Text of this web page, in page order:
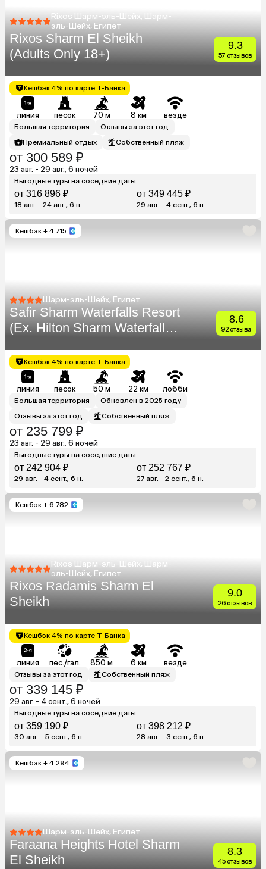
Rixos Шарм-эль-Шейх, Шарм-
эль-Шейх, Египет
Rixos Sharm El Sheikh
(Adults Only 18+)
9.3
57 отзывов
Кешбэк 4% по карте Т-Банка
линия песок 70 м 8 км везде
Большая территория
Отзывы за этот год
Премиальный отдых
Собственный пляж
от 300 589 ₽
23 авг. - 29 авг., 6 ночей
Выгодные туры на соседние даты
от 316 896 ₽
18 авг. - 24 авг., 6 н.
от 349 445 ₽
29 авг. - 4 сент., 6 н.
Кешбэк + 4 715
Шарм-эль-Шейх, Египет
Safir Sharm Waterfalls Resort
(Ex. Hilton Sharm Waterfalls
8.6
92 отзыва
Кешбэк 4% по карте Т-Банка
линия песок 50 м 22 км лобби
Большая территория
Обновлен в 2025 году
Отзывы за этот год
Собственный пляж
от 235 799 ₽
23 авг. - 29 авг., 6 ночей
Выгодные туры на соседние даты
от 242 904 ₽
29 авг. - 4 сент., 6 н.
от 252 767 ₽
27 авг. - 2 сент., 6 н.
Кешбэк + 6 782
Rixos Шарм-эль-Шейх, Шарм-
эль-Шейх, Египет
Rixos Radamis Sharm El
Sheikh
9.0
26 отзывов
Кешбэк 4% по карте Т-Банка
линия пес./гал. 850 м 6 км везде
Отзывы за этот год Собственный пляж
от 339 145 ₽
29 авг. - 4 сент., 6 ночей
Выгодные туры на соседние даты
от 359 190 ₽
30 авг. - 5 сент., 6 н.
от 398 212 ₽
28 авг. - 3 сент., 6 н.
Кешбэк + 4 294
Шарм-эль-Шейх, Египет
Faraana Heights Hotel Sharm
El Sheikh
8.3
45 отзывов